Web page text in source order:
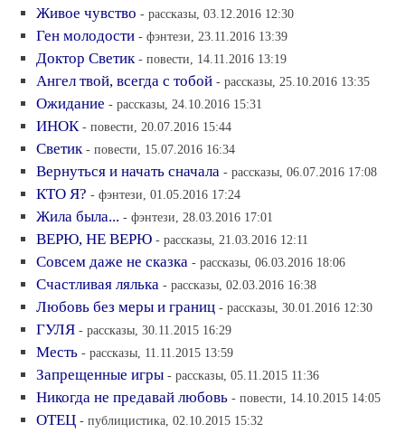
Живое чувство - рассказы, 03.12.2016 12:30
Ген молодости - фэнтези, 23.11.2016 13:39
Доктор Светик - повести, 14.11.2016 13:19
Ангел твой, всегда с тобой - рассказы, 25.10.2016 13:35
Ожидание - рассказы, 24.10.2016 15:31
ИНОК - повести, 20.07.2016 15:44
Светик - повести, 15.07.2016 16:34
Вернуться и начать сначала - рассказы, 06.07.2016 17:08
КТО Я? - фэнтези, 01.05.2016 17:24
Жила была... - фэнтези, 28.03.2016 17:01
ВЕРЮ, НЕ ВЕРЮ - рассказы, 21.03.2016 12:11
Совсем даже не сказка - рассказы, 06.03.2016 18:06
Счастливая лялька - рассказы, 02.03.2016 16:38
Любовь без меры и границ - рассказы, 30.01.2016 12:30
ГУЛЯ - рассказы, 30.11.2015 16:29
Месть - рассказы, 11.11.2015 13:59
Запрещенные игры - рассказы, 05.11.2015 11:36
Никогда не предавай любовь - повести, 14.10.2015 14:05
ОТЕЦ - публицистика, 02.10.2015 15:32